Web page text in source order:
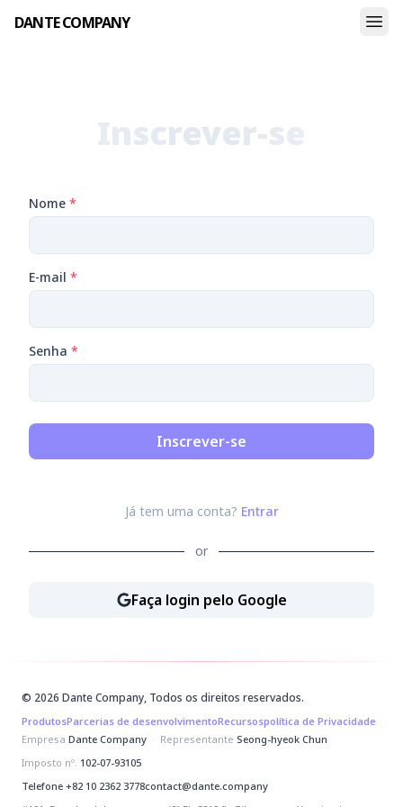
DANTE COMPANY
Inscrever-se
Nome *
E-mail *
Senha *
Inscrever-se
Já tem uma conta? Entrar
or
Faça login pelo Google
Faça login pelo Google
© 2026 Dante Company, Todos os direitos reservados.
ProdutosParcerias de desenvolvimentoRecursospolítica de Privacidade
Empresa Dante Company · Representante Seong-hyeok Chun
Imposto nº. 102-07-93105
Telefone +82 10 2362 3778contact@dante.company